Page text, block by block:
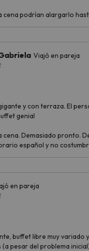
cena podrían alargarlo
Viajó en pareja
y con terraza. El
genial
cena. Demasiado pronto.
español y no
en pareja
buffet libre muy variado
pesar del problema